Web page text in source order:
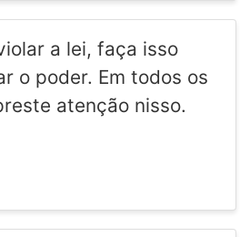
a lei, faça isso
o poder. Em todos os
atenção nisso.